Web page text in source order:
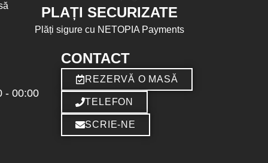
PLAȚI SECURIZATE
Plăți sigure cu NETOPIA Payments
- 00:00
CONTACT
REZERVĂ O MASĂ
TELEFON
SCRIE-NE